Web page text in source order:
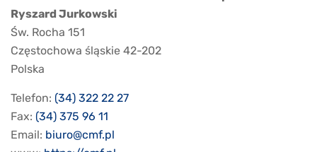
Ryszard Jurkowski
Św. Rocha 151
Częstochowa śląskie 42-202
Polska
Telefon: (34) 322 22 27
Fax: (34) 375 96 11
Email: biuro@cmf.pl